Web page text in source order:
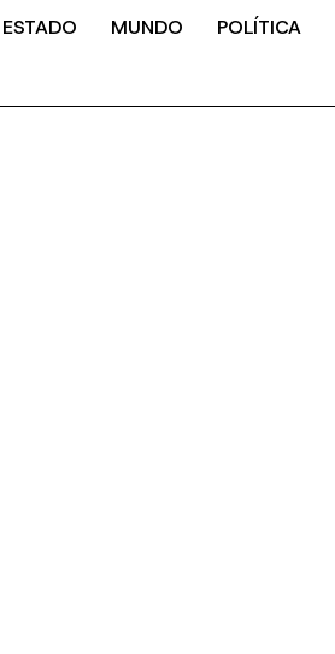
ESTADO MUNDO POLÍTICA